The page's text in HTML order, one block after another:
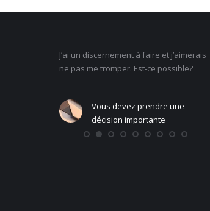
J’ai un discernement à faire et j’aimerais
ne pas me tromper. Est-ce possible?
Vous devez prendre une
décision importante
Je ne
la vie